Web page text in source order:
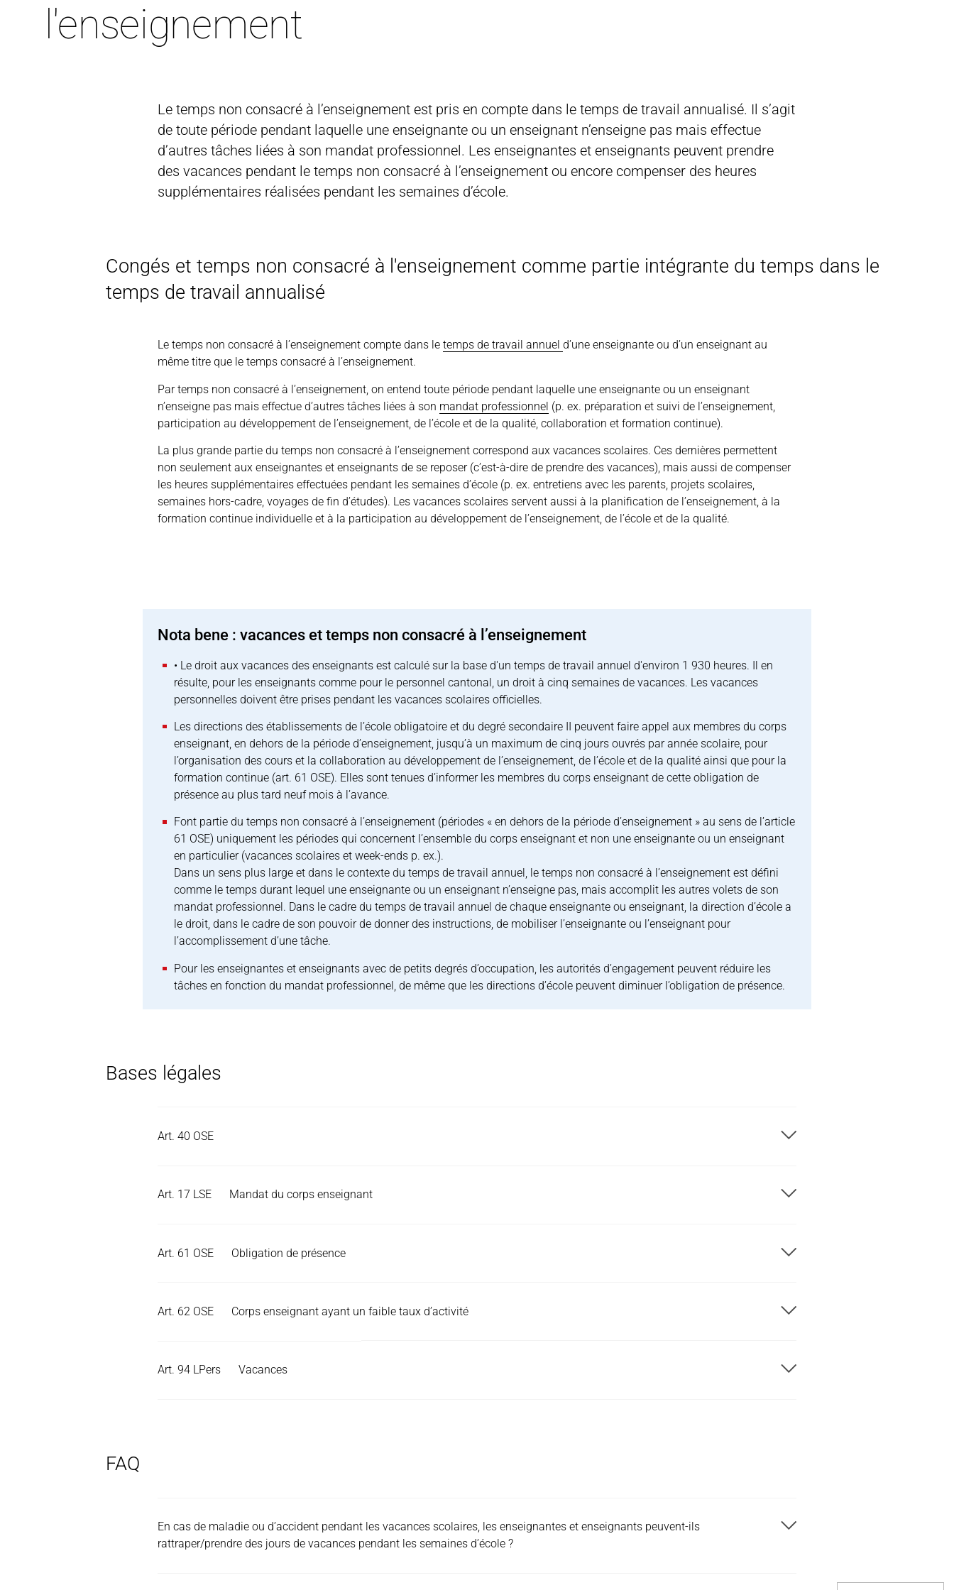
l'enseignement
Le temps non consacré à l’enseignement est pris en compte dans le temps de travail annualisé. Il s’agit
de toute période pendant laquelle une enseignante ou un enseignant n’enseigne pas mais effectue
d’autres tâches liées à son mandat professionnel. Les enseignantes et enseignants peuvent prendre
des vacances pendant le temps non consacré à l’enseignement ou encore compenser des heures
supplémentaires réalisées pendant les semaines d’école.
Congés et temps non consacré à l'enseignement comme partie intégrante du temps dans le
temps de travail annualisé
Le temps non consacré à l’enseignement compte dans letemps de travail annueld’une enseignante ou d’un enseignant au
même titre que le temps consacré à l’enseignement.
Par temps non consacré à l’enseignement, on entend toute période pendant laquelle une enseignante ou un enseignant
n’enseigne pas mais effectue d’autres tâches liées à son mandat professionnel (p. ex. préparation et suivi de l’enseignement,
participation au développement de l’enseignement, de l’école et de la qualité, collaboration et formation continue).
La plus grande partie du temps non consacré à l’enseignement correspond aux vacances scolaires. Ces dernières permettent
non seulement aux enseignantes et enseignants de se reposer (c’est-à-dire de prendre des vacances), mais aussi de compenser
les heures supplémentaires effectuées pendant les semaines d’école (p. ex. entretiens avec les parents, projets scolaires,
semaines hors-cadre, voyages de fin d’études). Les vacances scolaires servent aussi à la planification de l’enseignement, à la
formation continue individuelle et à la participation au développement de l’enseignement, de l’école et de la qualité.
Nota bene : vacances et temps non consacré à l’enseignement
• Le droit aux vacances des enseignants est calculé sur la base d'un temps de travail annuel d'environ 1 930 heures. Il en
résulte, pour les enseignants comme pour le personnel cantonal, un droit à cinq semaines de vacances. Les vacances
personnelles doivent être prises pendant les vacances scolaires officielles.
Les directions des établissements de l’école obligatoire et du degré secondaire II peuvent faire appel aux membres du corps
enseignant, en dehors de la période d’enseignement, jusqu’à un maximum de cinq jours ouvrés par année scolaire, pour
l’organisation des cours et la collaboration au développement de l’enseignement, de l’école et de la qualité ainsi que pour la
formation continue (art. 61 OSE). Elles sont tenues d’informer les membres du corps enseignant de cette obligation de
présence au plus tard neuf mois à l’avance.
Font partie du temps non consacré à l’enseignement (périodes « en dehors de la période d’enseignement » au sens de l’article
61 OSE) uniquement les périodes qui concernent l’ensemble du corps enseignant et non une enseignante ou un enseignant
en particulier (vacances scolaires et week-ends p. ex.).
Dans un sens plus large et dans le contexte du temps de travail annuel, le temps non consacré à l’enseignement est défini
comme le temps durant lequel une enseignante ou un enseignant n’enseigne pas, mais accomplit les autres volets de son
mandat professionnel. Dans le cadre du temps de travail annuel de chaque enseignante ou enseignant, la direction d’école a
le droit, dans le cadre de son pouvoir de donner des instructions, de mobiliser l’enseignante ou l’enseignant pour
l’accomplissement d’une tâche.
Pour les enseignantes et enseignants avec de petits degrés d’occupation, les autorités d’engagement peuvent réduire les
tâches en fonction du mandat professionnel, de même que les directions d’école peuvent diminuer l’obligation de présence.
Bases légales
Art. 40 OSE
Art. 17 LSE Mandat du corps enseignant
Art. 61 OSE Obligation de présence
Art. 62 OSE Corps enseignant ayant un faible taux d’activité
Art. 94 LPers Vacances
FAQ
En cas de maladie ou d’accident pendant les vacances scolaires, les enseignantes et enseignants peuvent-ils
rattraper/prendre des jours de vacances pendant les semaines d’école ?